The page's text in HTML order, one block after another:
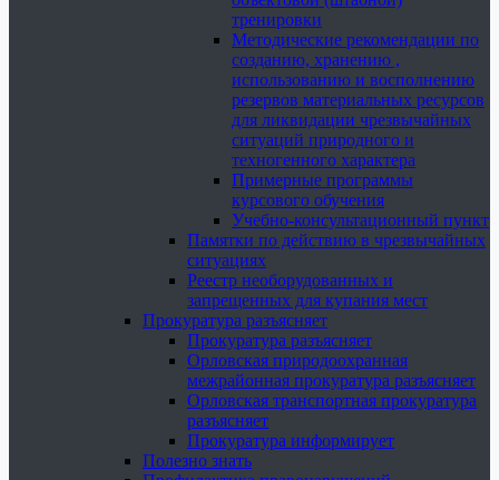
тренировки
Методические рекомендации по
созданию, хранению ,
использованию и восполнению
резервов материальных ресурсов
для ликвидации чрезвычайных
ситуаций природного и
техногенного характера
Примерные программы
курсового обучения
Учебно-консультационный пункт
Памятки по действию в чрезвычайных
ситуациях
Реестр необорудованных и
запрещенных для купания мест
Прокуратура разъясняет
Прокуратура разъясняет
Орловская природоохранная
межрайонная прокуратура разъясняет
Орловская транспортная прокуратура
разъясняет
Прокуратура информирует
Полезно знать